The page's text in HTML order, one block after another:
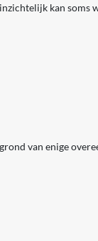
kan soms
van enige